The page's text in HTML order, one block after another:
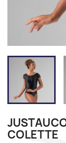
COLETTE